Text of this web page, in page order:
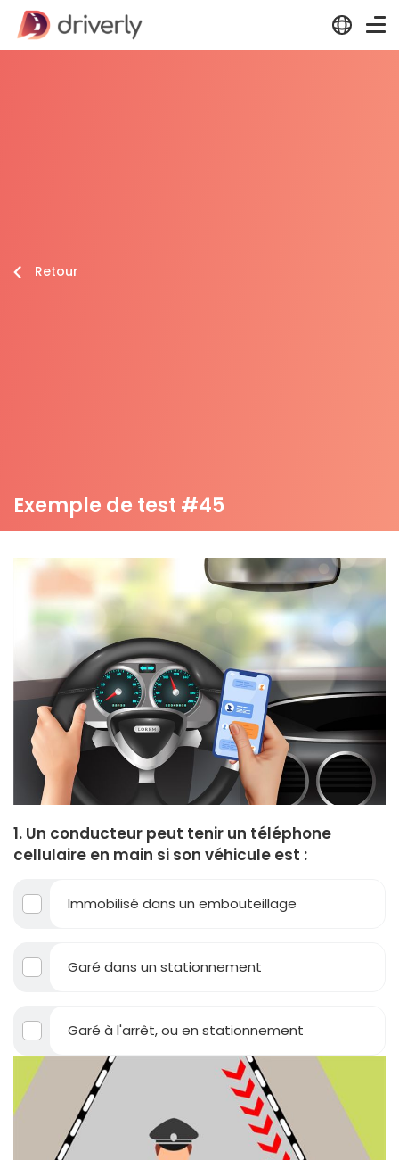
Retour
Exemple de test #45
1. Un conducteur peut tenir un téléphone
cellulaire en main si son véhicule est :
Immobilisé dans un embouteillage
Garé dans un stationnement
Garé à l'arrêt, ou en stationnement